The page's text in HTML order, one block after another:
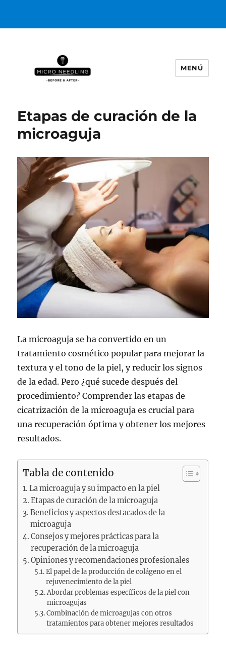
MENÚ
Etapas de curación de la
microaguja
La microaguja se ha convertido en un
tratamiento cosmético popular para mejorar la
textura y el tono de la piel, y reducir los signos
de la edad. Pero ¿qué sucede después del
procedimiento? Comprender las etapas de
cicatrización de la microaguja es crucial para
una recuperación óptima y obtener los mejores
resultados.
Tabla de contenido
La microaguja y su impacto en la piel
Etapas de curación de la microaguja
Beneficios y aspectos destacados de la
microaguja
Consejos y mejores prácticas para la
recuperación de la microaguja
Opiniones y recomendaciones profesionales
El papel de la producción de colágeno en el
rejuvenecimiento de la piel
Abordar problemas específicos de la piel con
microagujas
Combinación de microagujas con otros
tratamientos para obtener mejores resultados